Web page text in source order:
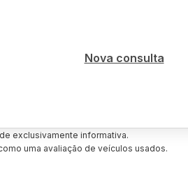
Nova consulta
exclusivamente informativa.
uma avaliação de veículos usados.